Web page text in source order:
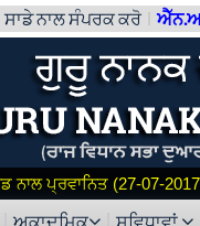
ਸਾਡੇ ਨਾਲ ਸੰਪਰਕ ਕਰੋ
ਨਾਲ ਪ੍ਰਵਾਨਿਤ (27-07-
ਅਕਾਦਮਿਕ ਸੁਵਿਧਾਵਾਂ